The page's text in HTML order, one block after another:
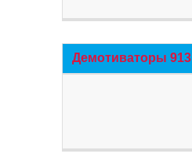
Демотиваторы 913